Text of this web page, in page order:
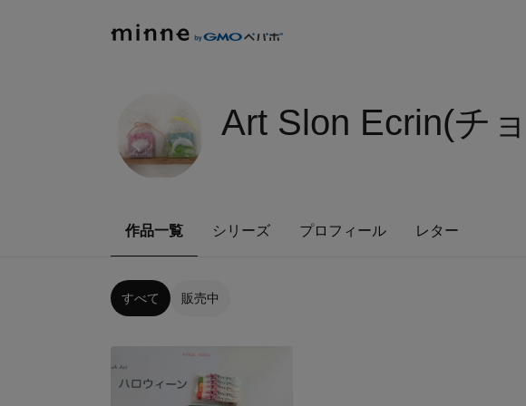
Art Slon Ecrin(チ
作品一覧 シリーズ プロフィール レター
すべて 販売中